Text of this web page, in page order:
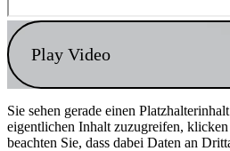
Play Video
Sie sehen gerade einen
eigentlichen Inhalt zuzugreifen,
beachten Sie, dass dabei Daten an